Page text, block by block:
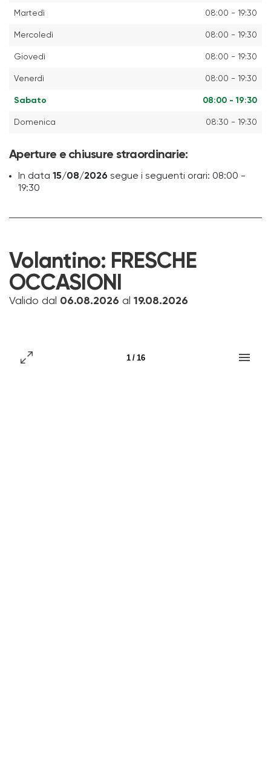
Martedì 08:00 - 19:30
Mercoledì 08:00 - 19:30
Giovedì 08:00 - 19:30
Venerdì 08:00 - 19:30
Sabato 08:00 - 19:30
Domenica 08:30 - 19:30
Aperture e chiusure straordinarie:
In data 15/08/2026 segue i seguenti orari: 08:00 -
19:30
Volantino: FRESCHE
OCCASIONI
Valido dal 06.08.2026 al 19.08.2026